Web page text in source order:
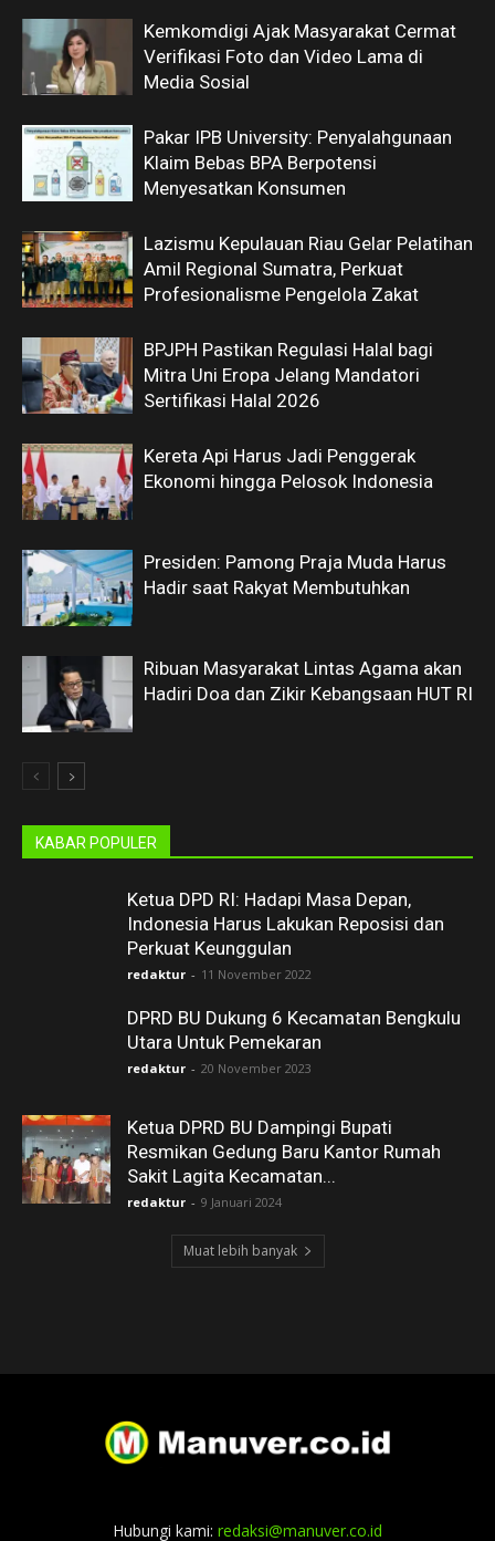
Kemkomdigi Ajak Masyarakat Cermat
Verifikasi Foto dan Video Lama di
Media Sosial
Pakar IPB University: Penyalahgunaan
Klaim Bebas BPA Berpotensi
Menyesatkan Konsumen
Lazismu Kepulauan Riau Gelar Pelatihan
Amil Regional Sumatra, Perkuat
Profesionalisme Pengelola Zakat
BPJPH Pastikan Regulasi Halal bagi
Mitra Uni Eropa Jelang Mandatori
Sertifikasi Halal 2026
Kereta Api Harus Jadi Penggerak
Ekonomi hingga Pelosok Indonesia
Presiden: Pamong Praja Muda Harus
Hadir saat Rakyat Membutuhkan
Ribuan Masyarakat Lintas Agama akan
Hadiri Doa dan Zikir Kebangsaan HUT RI
KABAR POPULER
Ketua DPD RI: Hadapi Masa Depan,
Indonesia Harus Lakukan Reposisi dan
Perkuat Keunggulan
redaktur - 11 November 2022
DPRD BU Dukung 6 Kecamatan Bengkulu
Utara Untuk Pemekaran
redaktur - 20 November 2023
Ketua DPRD BU Dampingi Bupati
Resmikan Gedung Baru Kantor Rumah
Sakit Lagita Kecamatan...
redaktur - 9 Januari 2024
Muat lebih banyak
Hubungi kami: redaksi@manuver.co.id